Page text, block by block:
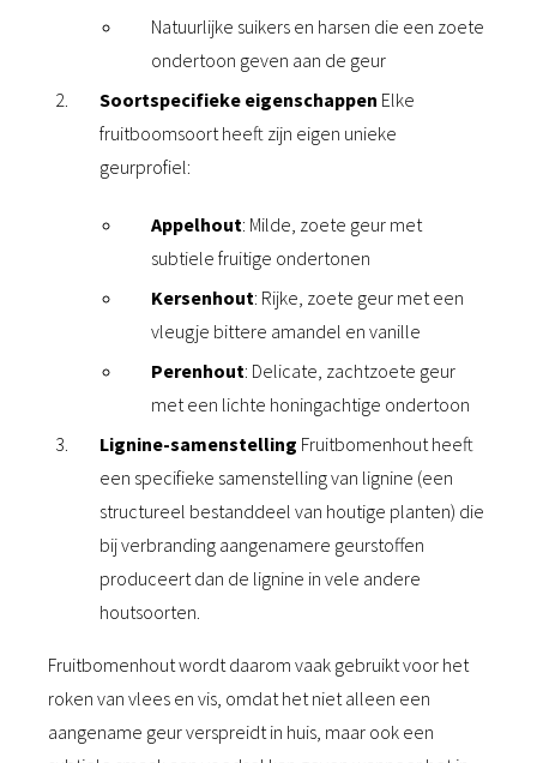
Natuurlijke suikers en harsen die een zoete
ondertoon geven aan de geur
Soortspecifieke eigenschappen Elke
fruitboomsoort heeft zijn eigen unieke
geurprofiel:
Appelhout: Milde, zoete geur met
subtiele fruitige ondertonen
Kersenhout: Rijke, zoete geur met een
vleugje bittere amandel en vanille
Perenhout: Delicate, zachtzoete geur
met een lichte honingachtige ondertoon
Lignine-samenstelling Fruitbomenhout heeft
een specifieke samenstelling van lignine (een
structureel bestanddeel van houtige planten) die
bij verbranding aangenamere geurstoffen
produceert dan de lignine in vele andere
houtsoorten.
Fruitbomenhout wordt daarom vaak gebruikt voor het
roken van vlees en vis, omdat het niet alleen een
aangename geur verspreidt in huis, maar ook een